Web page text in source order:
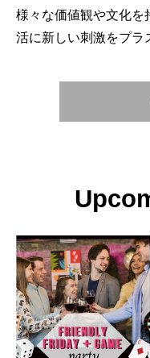
様々な価値観や文化を
活に新しい刺激をプラ